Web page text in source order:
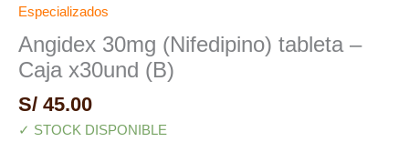
Especializados
Angidex 30mg (Nifedipino) tableta –
Caja x30und (B)
S/ 45.00
✓ STOCK DISPONIBLE
(Nifedipino)
-
Caja
x30und